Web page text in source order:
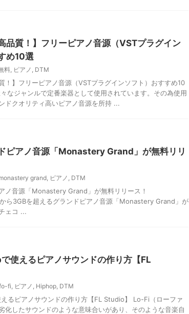
品質！】フリーピアノ音源（VSTプラグイン
め10選
料, ピアノ , DTM
！】フリーピアノ音源（VSTプラグインソフト）おすすめ10
なジャンルで定番楽器として使用されています。その為使用
ドクオリティ高いピアノ音源を所持 ...
ピアノ音源「Monastery Grand」が無料リリ
grand, ピアノ , DTM
ノ音源「Monastery Grand」が無料リリース！
ら3GBを超えるグランドピアノ音源「Monastery Grand」が
ェコ ...
使えるピアノサウンドの作り方【FL
fi, ピアノ , Hiphop, DTM
るピアノサウンドの作り方【FL Studio】 Lo-Fi（ローファ
化したサウンドのような意味合いがあり、そのような音楽自